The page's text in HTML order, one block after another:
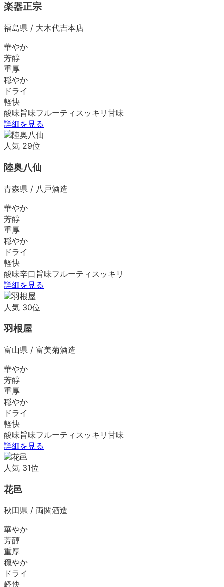
楽器正宗
福島県 / 大木代吉本店
華やか
芳醇
重厚
穏やか
ドライ
軽快
酸味旨味フルーティ スッキリ 甘味
詳細を見る
人気 29位
陸奥八仙
青森県 / 八戸酒造
華やか
芳醇
重厚
穏やか
ドライ
軽快
酸味辛口 旨味フルーティ スッキリ
詳細を見る
人気 30位
羽根屋
富山県 / 富美菊酒造
華やか
芳醇
重厚
穏やか
ドライ
軽快
酸味旨味フルーティ スッキリ 甘味
詳細を見る
人気 31位
花邑
秋田県 / 両関酒造
華やか
芳醇
重厚
穏やか
ドライ
軽快